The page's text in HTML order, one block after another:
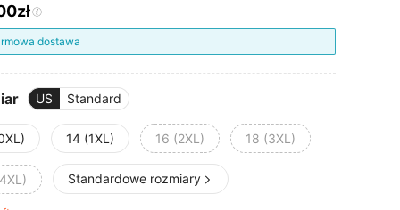
AND AVAILABILITY
dostawa
US Standard
14 (1XL) 16 (2XL) 18 (3XL)
Standardowe rozmiary